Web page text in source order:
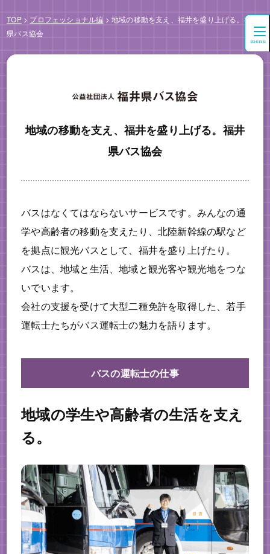
TOP> プロフェッショナル編 >地域の移動を支え、福井を盛り上げる。福井
県バス協会
地域の移動を支え、福井を盛り上げる。福井
県バス協会
バスはなくてはならないサービスです。みんなの通
学や高齢者の移動を支えたり、北陸新幹線の駅など
を拠点に観光バスとして、福井を盛り上げたり。
バスは、地域と生活、地域と観光客や観光地をつな
いでいます。
会社の支援を受けて大型二種免許を取得した、若手
運転士たちがバス運転士の魅力を語ります。
バスの運転士の仕事
地域の学生や高齢者の生活を支え
る。